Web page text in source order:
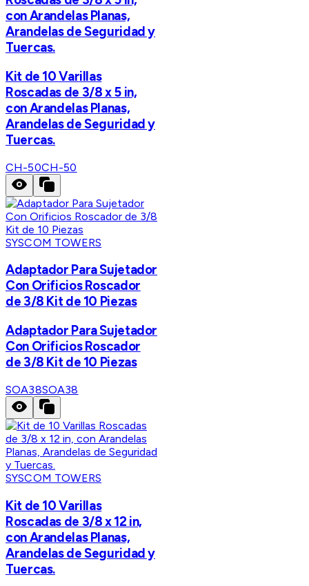
con Arandelas Planas,
Arandelas de Seguridad y
Tuercas.
Kit de 10 Varillas
Roscadas de 3/8 x 5 in,
con Arandelas Planas,
Arandelas de Seguridad y
Tuercas.
CH-50CH-50
SYSCOM TOWERS
Adaptador Para Sujetador
Con Orificios Roscador
de 3/8 Kit de 10 Piezas
Adaptador Para Sujetador
Con Orificios Roscador
de 3/8 Kit de 10 Piezas
SOA38SOA38
SYSCOM TOWERS
Kit de 10 Varillas
Roscadas de 3/8 x 12 in,
con Arandelas Planas,
Arandelas de Seguridad y
Tuercas.